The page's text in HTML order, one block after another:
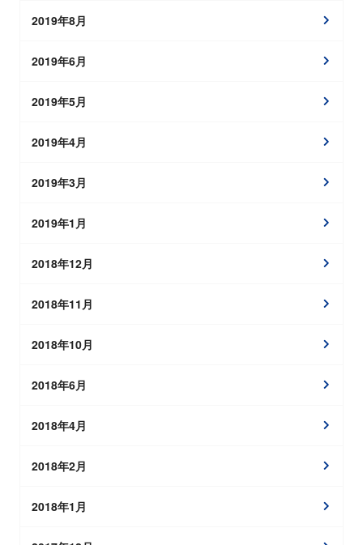
2019年8月
2019年6月
2019年5月
2019年4月
2019年3月
2019年1月
2018年12月
2018年11月
2018年10月
2018年6月
2018年4月
2018年2月
2018年1月